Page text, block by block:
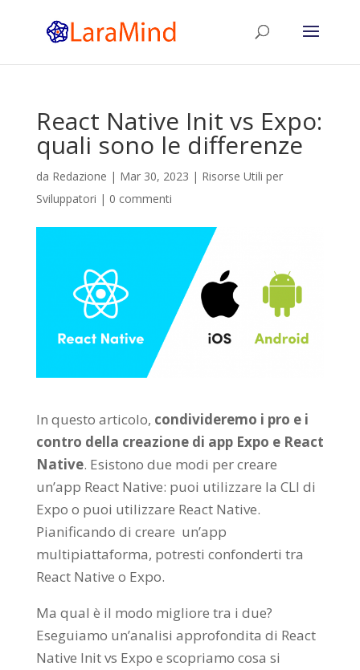
React Native Init vs Expo:
quali sono le differenze
da Redazione | Mar 30, 2023 | Risorse Utili per
Sviluppatori | 0 commenti
In questo articolo, condivideremo i pro e i
contro della creazione di app Expo e React
Native. Esistono due modi per creare
un’app React Native: puoi utilizzare la CLI di
Expo o puoi utilizzare React Native.
Pianificando di creare un’app
multipiattaforma, potresti confonderti tra
React Native o Expo.
Ma qual è il modo migliore tra i due?
Eseguiamo un’analisi approfondita di React
Native Init vs Expo e scopriamo cosa si